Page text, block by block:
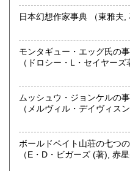
ご来店の際は咳エチケット
症対策へのご協力をお願い
※お問い合わせはメールに
合せには対応出来ない場合
※「日本の古本屋」掲載商
来店し直接御覧になりたい
事前連絡なく来店されても
ご了承ください。
*The items listed are not in
like to see them in store,
your visit.
日本幻想作家事典
モンタギュー・エッグ氏の
（ドロシー・L・セイヤーズ
ムッシュウ・ジョンケルの
（メルヴィル・デイヴィス
ボールドペイト山荘の七つ
（E・D・ビガーズ (著), 赤星